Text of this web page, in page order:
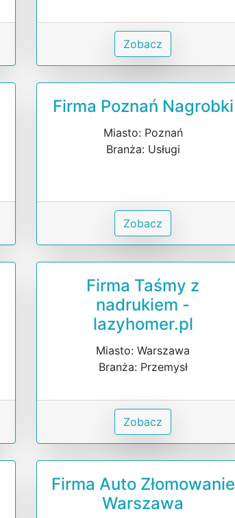
Zobacz
Firma Poznań Nagrobki
Miasto: Poznań
Branża: Usługi
Zobacz
Firma Taśmy z
nadrukiem -
lazyhomer.pl
Miasto: Warszawa
Branża: Przemysł
Zobacz
Firma Auto Złomowanie
Warszawa